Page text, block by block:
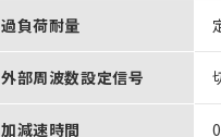
過負荷耐量
外部周波数設定信号
加減速時間